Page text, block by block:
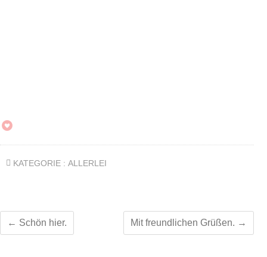
KATEGORIE : ALLERLEI
← Schön hier. Mit freundlichen Grüßen. →